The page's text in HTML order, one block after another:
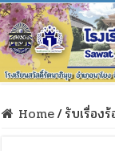
Home/รับเรื่อง